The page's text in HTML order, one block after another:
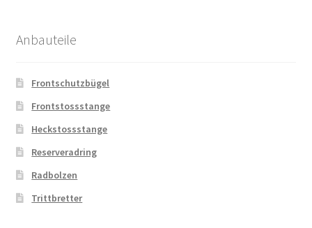
Anbauteile
Frontschutzbügel
Frontstossstange
Heckstossstange
Reserveradring
Radbolzen
Trittbretter